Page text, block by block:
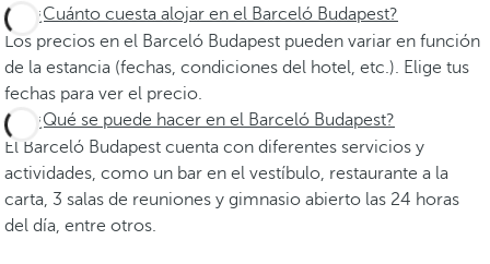
¿Cuánto cuesta alojar en el Barceló Budapest?
Los precios en el Barceló Budapest pueden variar en función
de la estancia (fechas, condiciones del hotel, etc.). Elige tus
fechas para ver el precio.
¿Qué se puede hacer en el Barceló Budapest?
El Barceló Budapest cuenta con diferentes servicios y
actividades, como un bar en el vestíbulo, restaurante a la
carta, 3 salas de reuniones y gimnasio abierto las 24 horas
del día, entre otros.